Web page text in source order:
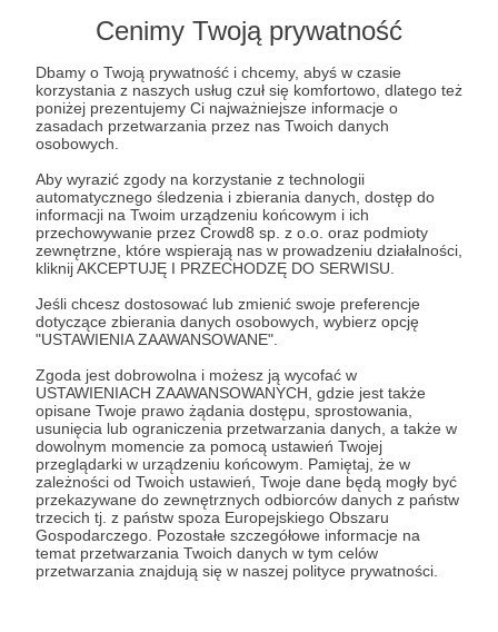
Cenimy Twoją prywatność
Dbamy o Twoją prywatność i chcemy, abyś w czasie
korzystania z naszych usług czuł się komfortowo, dlatego też
poniżej prezentujemy Ci najważniejsze informacje o
zasadach przetwarzania przez nas Twoich danych
osobowych.
Aby wyrazić zgody na korzystanie z technologii
automatycznego śledzenia i zbierania danych, dostęp do
informacji na Twoim urządzeniu końcowym i ich
przechowywanie przez Crowd8 sp. z o.o. oraz podmioty
zewnętrzne, które wspierają nas w prowadzeniu działalności,
kliknij AKCEPTUJĘ I PRZECHODZĘ DO SERWISU.
Jeśli chcesz dostosować lub zmienić swoje preferencje
dotyczące zbierania danych osobowych, wybierz opcję
"USTAWIENIA ZAAWANSOWANE".
Zgoda jest dobrowolna i możesz ją wycofać w
USTAWIENIACH ZAAWANSOWANYCH, gdzie jest także
opisane Twoje prawo żądania dostępu, sprostowania,
usunięcia lub ograniczenia przetwarzania danych, a także w
dowolnym momencie za pomocą ustawień Twojej
przeglądarki w urządzeniu końcowym. Pamiętaj, że w
zależności od Twoich ustawień, Twoje dane będą mogły być
przekazywane do zewnętrznych odbiorców danych z państw
trzecich tj. z państw spoza Europejskiego Obszaru
Gospodarczego. Pozostałe szczegółowe informacje na
temat przetwarzania Twoich danych w tym celów
przetwarzania znajdują się w naszej polityce prywatności.
Pionierka / Pionier Sprawczości
Doceniamy, że zależy Ci na wspieraniu tysięcy osób,
które chcą się rozwijać i zdobywać wiedzę o
stypendiach i edukacji! Czujemy ogromną
wdzięczność!
Zaprosimy Cię do listy newsletterowej Mojego
Stypendium oraz do grupy na FB "Łowcy stypendiów".
Dodatkowo co kwartał otrzymasz od nas pakiet
praktycznej wiedzy, porad i wieści ze świata
stypendiów. Regularnie będziemy też wspominać o
Tobie we wpisach na Facebooku z listą imion
darczyńców.
Patroni: 0
50 zł miesięcznie
Rzeczniczka / Rzecznik Równych Szans
Dziękujemy! Twoje wsparcie daje nam dodatkową